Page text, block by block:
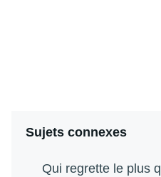
Sujets connexes
Qui regrette le plus